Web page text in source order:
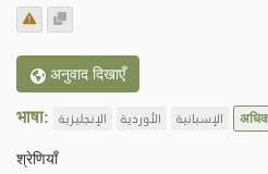
अनुवाद दिखाएँ
भाषा: الإنجليزية الأوردية الإسبانية
श्रेणियाँ